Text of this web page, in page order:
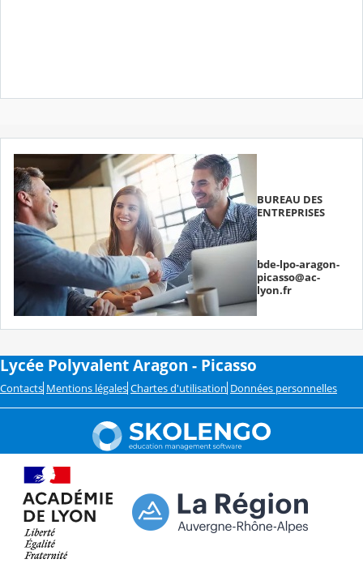
BUREAU DES
ENTREPRISES
bde-lpo-aragon-
picasso@ac-
lyon.fr
Lycée Polyvalent Aragon - Picasso
Contacts Mentions légales Chartes d'utilisation Données personnelles